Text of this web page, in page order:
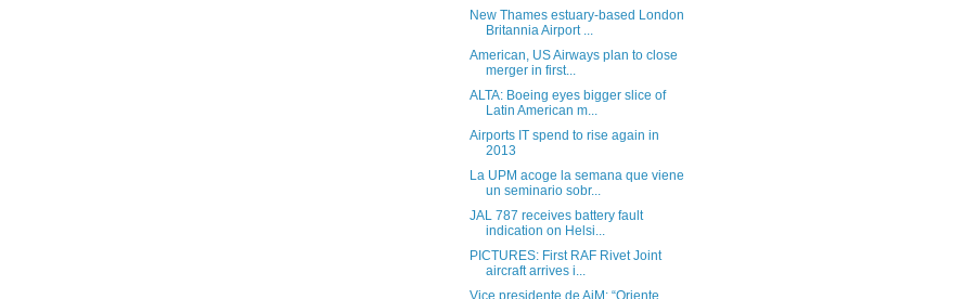
New Thames estuary-based London
Britannia Airport ...
American, US Airways plan to close
merger in first...
ALTA: Boeing eyes bigger slice of
Latin American m...
Airports IT spend to rise again in
2013
La UPM acoge la semana que viene
un seminario sobr...
JAL 787 receives battery fault
indication on Helsi...
PICTURES: First RAF Rivet Joint
aircraft arrives i...